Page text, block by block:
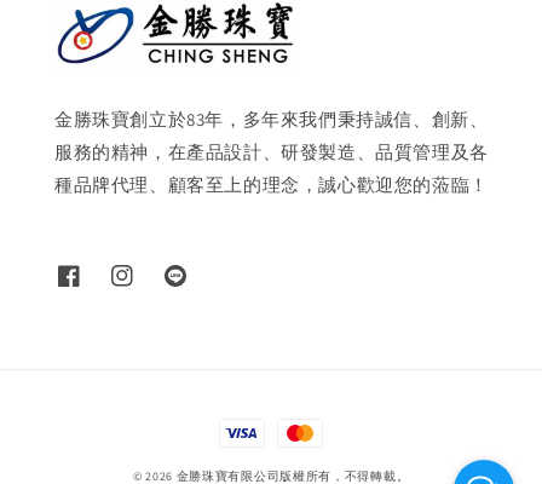
金勝珠寶創立於83年，多年來我們秉持誠信、創新、
服務的精神，在產品設計、研發製造、品質管理及各
種品牌代理、顧客至上的理念，誠心歡迎您的蒞臨！
© 2026 金勝珠寶有限公司版權所有，不得轉載。